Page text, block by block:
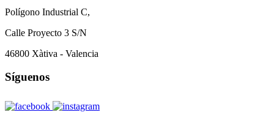
Polígono Industrial C,
Calle Proyecto 3 S/N
46800 Xàtiva - Valencia
Síguenos